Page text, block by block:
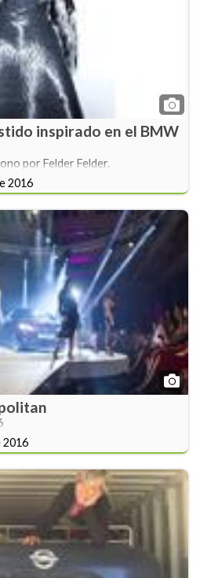
inspirado en el BMW
por Felder Felder.
2016
2016